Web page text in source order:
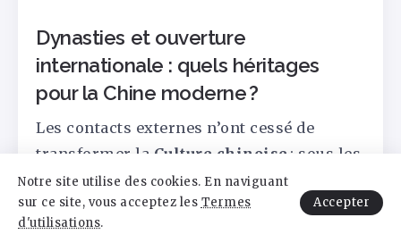
Dynasties et ouverture
internationale : quels héritages
pour la Chine moderne ?
Les contacts externes n’ont cessé de
transformer la Culture chinoise : sous les
Han, le dialogue avec la Perse et Rome
s’intensifie par la route de la soie ; les
Tang font de la Chine la plaque tournante
Notre site utilise des cookies. En naviguant
sur ce site, vous acceptez les Termes
d'utilisations.
Accepter